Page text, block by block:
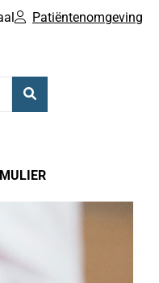
Patiëntenomgeving